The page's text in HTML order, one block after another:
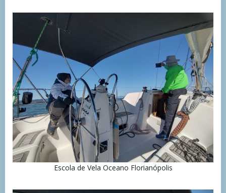
Escola de Vela Oceano Florianópolis